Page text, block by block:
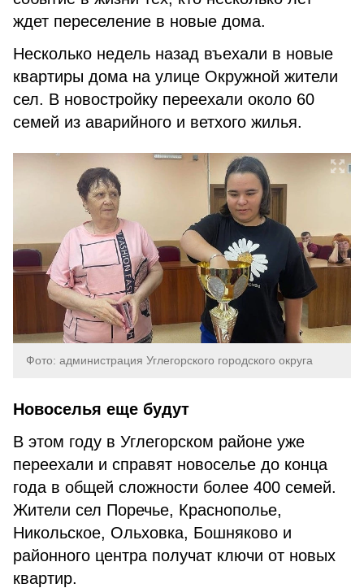
ждет переселение в новые дома.
Несколько недель назад въехали в новые
квартиры дома на улице Окружной жители
сел. В новостройку переехали около 60
семей из аварийного и ветхого жилья.
Фото: администрация Углегорского городского округа
Новоселья еще будут
В этом году в Углегорском районе уже
переехали и справят новоселье до конца
года в общей сложности более 400 семей.
Жители сел Поречье, Краснополье,
Никольское, Ольховка, Бошняково и
районного центра получат ключи от новых
квартир.